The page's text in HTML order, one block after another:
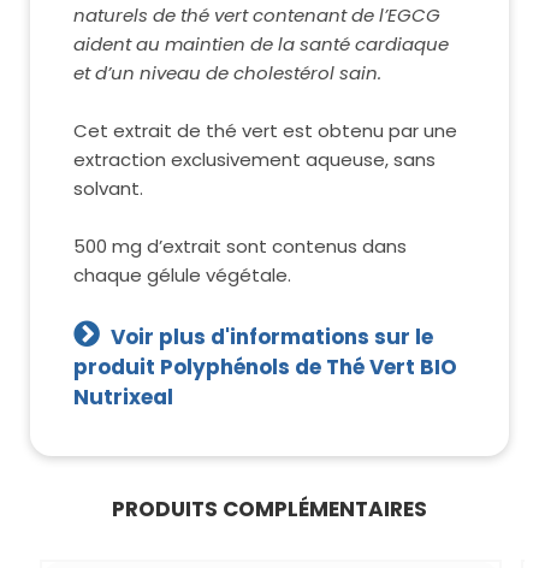
naturels de thé vert contenant de l’EGCG
aident au maintien de la santé cardiaque
et d’un niveau de cholestérol sain.
Cet extrait de thé vert est obtenu par une
extraction exclusivement aqueuse, sans
solvant.
500 mg d’extrait sont contenus dans
chaque gélule végétale.
Voir plus d'informations sur le
produit Polyphénols de Thé Vert BIO
Nutrixeal
PRODUITS COMPLÉMENTAIRES